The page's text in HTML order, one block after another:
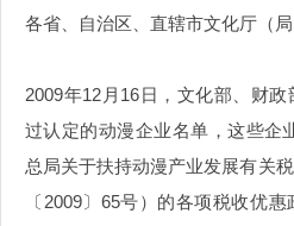
各省、自治区、直辖市文化厅（
2009年12月16日，文化部、财
过认定的动漫企业名单，这些企
总局关于扶持动漫产业发展有关
〔2009〕65号）的各项税收优